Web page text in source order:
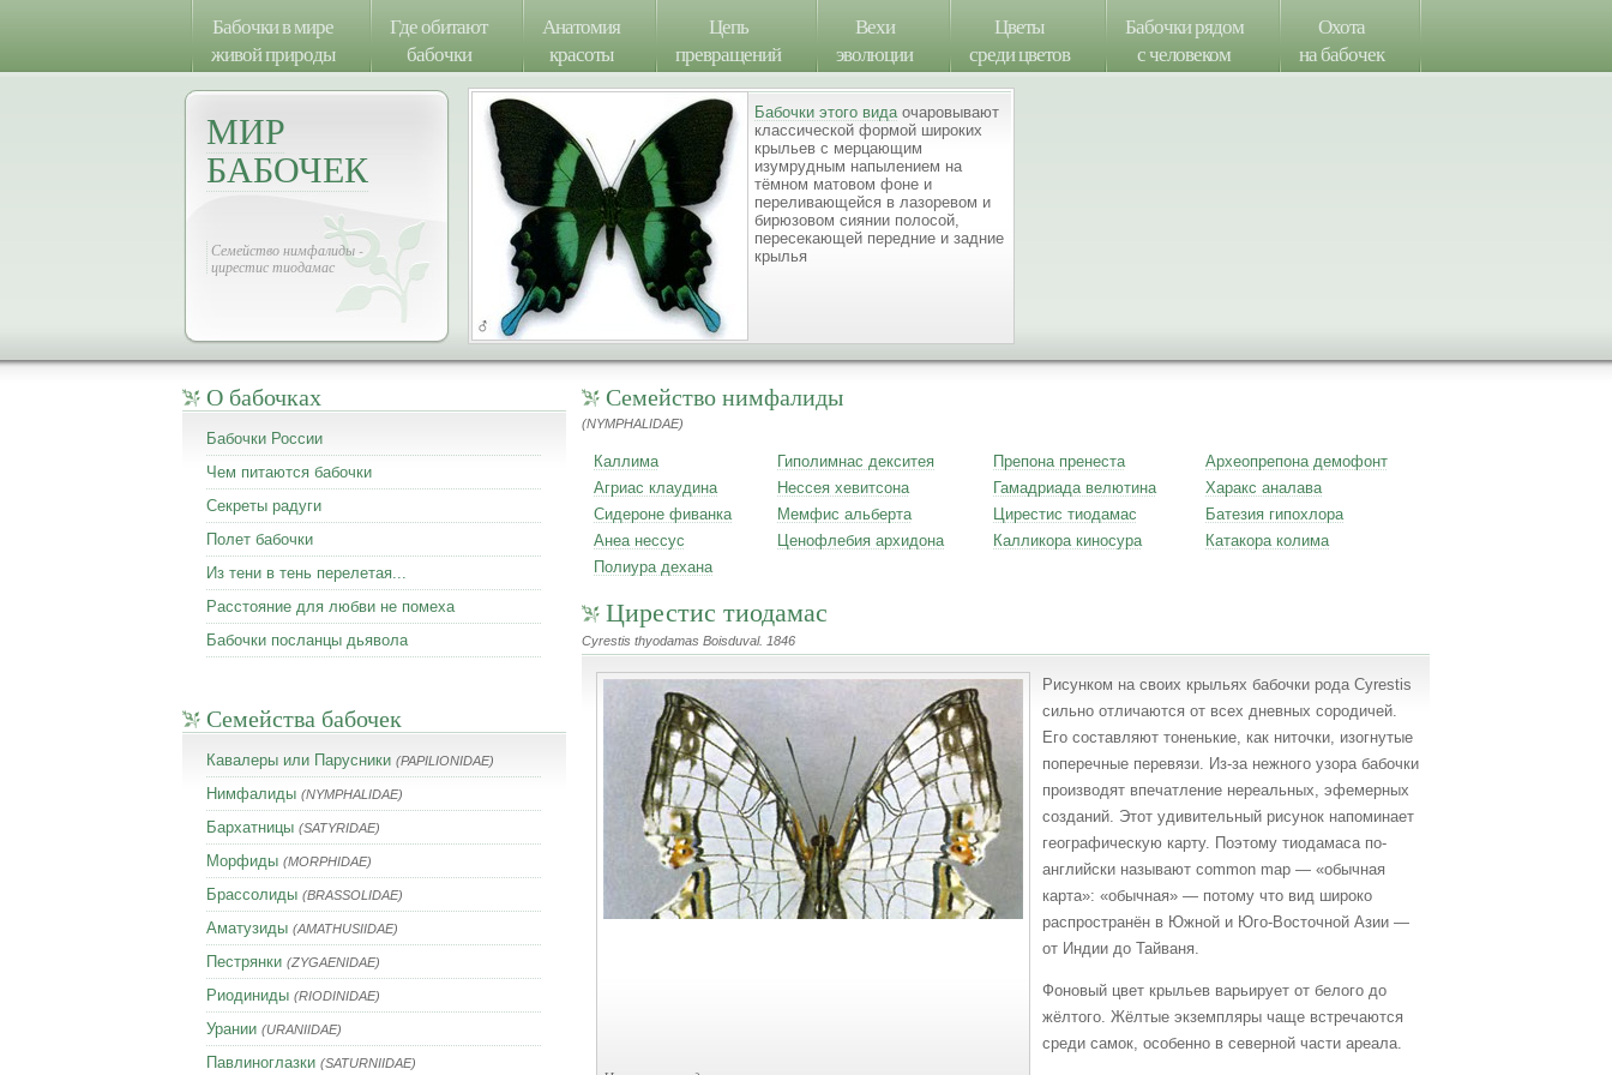
Бабочки в мире
живой природы
Где обитают
бабочки
Анатомия
красоты
Цепь
превращений
Вехи
эволюции
Цветы
среди цветов
Бабочки рядом
с человеком
Охота
на бабочек
МИР
БАБОЧЕК
Семейство нимфалиды -
цирестис тиодамас
Бабочки этого видаочаровывают
классической формой широких
крыльев с мерцающим
изумрудным напылением на
тёмном матовом фоне и
переливающейся в лазоревом и
бирюзовом сиянии полосой,
пересекающей передние и задние
крылья
О бабочках
Бабочки России
Чем питаются бабочки
Секреты радуги
Полет бабочки
Из тени в тень перелетая...
Расстояние для любви не помеха
Бабочки посланцы дьявола
Семейства бабочек
Кавалеры или Парусники (PAPILIONIDAE)
Нимфалиды (NYMPHALIDAE)
Бархатницы (SATYRIDAE)
Морфиды (MORPHIDAE)
Брассолиды (BRASSOLIDAE)
Аматузиды (AMATHUSIIDAE)
Пестрянки (ZYGAENIDAE)
Риодиниды (RIODINIDAE)
Урании (URANIIDAE)
Павлиноглазки (SATURNIIDAE)
Семейство нимфалиды
(NYMPHALIDAE)
Каллима
Агриас клаудина
Сидероне фиванка
Анеа нессус
Полиура дехана
Гиполимнас декситея
Нессея хевитсона
Мемфис альберта
Ценофлебия архидона
Препона пренеста
Гамадриада велютина
Цирестис тиодамас
Калликора киносура
Археопрепона демофонт
Харакс аналава
Батезия гипохлора
Катакора колима
Цирестис тиодамас
Cyrestis thyodamas Boisduval. 1846
Рисунком на своих крыльях бабочки рода Cyrestis
сильно отличаются от всех дневных сородичей.
Его составляют тоненькие, как ниточки, изогнутые
поперечные перевязи. Из-за нежного узора бабочки
производят впечатление нереальных, эфемерных
созданий. Этот удивительный рисунок напоминает
географическую карту. Поэтому тиодамаса по-
английски называют common map — «обычная
карта»: «обычная» — потому что вид широко
распространён в Южной и Юго-Восточной Азии —
от Индии до Тайваня.
Фоновый цвет крыльев варьирует от белого до
жёлтого. Жёлтые экземпляры чаще встречаются
среди самок, особенно в северной части ареала.